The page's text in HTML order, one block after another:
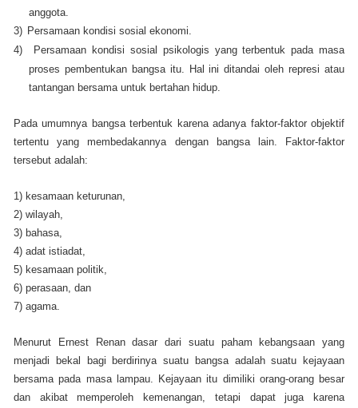
anggota.
3) Persamaan kondisi sosial ekonomi.
4)
Persamaan kondisi sosial psikologis yang terbentuk pada masa
proses pembentukan bangsa itu. Hal ini ditandai oleh represi atau
tantangan bersama untuk bertahan hidup.
Pada umumnya bangsa terbentuk karena adanya faktor-faktor objektif
tertentu yang membedakannya dengan bangsa lain. Faktor-faktor
tersebut adalah:
1) kesamaan keturunan,
2) wilayah,
3) bahasa,
4) adat istiadat,
5) kesamaan politik,
6) perasaan, dan
7) agama.
Menurut Ernest Renan dasar dari suatu paham kebangsaan yang
menjadi bekal bagi berdirinya suatu bangsa adalah suatu kejayaan
bersama pada masa lampau. Kejayaan itu dimiliki orang-orang besar
dan akibat memperoleh kemenangan, tetapi dapat juga karena